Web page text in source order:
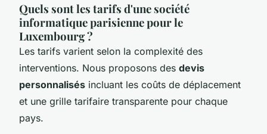
Quels sont les tarifs d'une société
informatique parisienne pour le
Luxembourg ?
Les tarifs varient selon la complexité des
interventions. Nous proposons des devis
personnalisés incluant les coûts de déplacement
et une grille tarifaire transparente pour chaque
pays.